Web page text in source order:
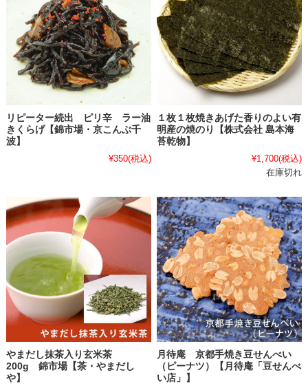
リピーター続出 ピリ辛 ラー油
きくらげ【錦市場・京こんぶ千
波】
¥350(税込)
１枚１枚焼きあげた香りのよい有
明産の焼のり【株式会社 島本海
苔乾物】
¥1,700(税込)
在庫切れ
やまだし抹茶入り玄米茶
200g 錦市場【茶・やまだし
や】
月待庵 京都手焼き豆せんべい
（ピーナツ）【月待庵「豆せんべ
い店」】